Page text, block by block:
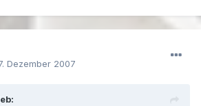
Dezember 2007